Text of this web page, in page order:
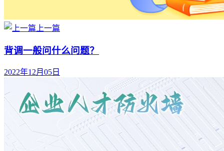
上一篇
背调一般问什么问题？
2022年12月05日